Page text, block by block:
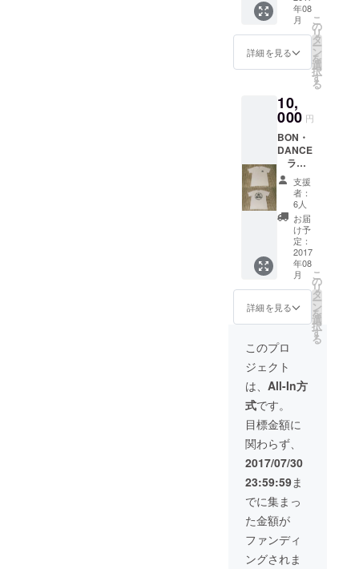
定） ク
ラウド
ファン
ディン
グにて
方へ
BON・
DANCE
ラバー
バンド
（クラ
ウド
ファン
ディン
グ限定
ラー）
をプレ
ゼン
ト。 ※
写真の
ラバー
ワイ
タッフ
専用
ブラッ
ク：一
般販売
となり
ます。
年08
月
詳細を見る
こ
の
リ
タ
ー
ン
を
選
択
す
る
10,
000 円
BON・
DANCE
ラ
バーバ
ンド
（クラ
ウド
ファン
ディン
グ限
定）
BON・
DANCE
Tシャ
ツ （サ
S・M・
L・
XL） ク
ラウド
ファン
ディン
グにて
ご支援
頂いた
方へ
BON・
DANCE
ラバー
バンド
（クラ
ウド
ファン
ディン
支援
者：
6人
お届
け予
定：
2017
年08
月
詳細を見る
こ
の
リ
タ
ー
ン
を
選
択
す
る
このプロ
ジェクト
は、 All-In方
式です。
目標金額に
関わらず、
2017/07/30
23:59:59ま
でに集まっ
た金額が
ファンディ
ングされま